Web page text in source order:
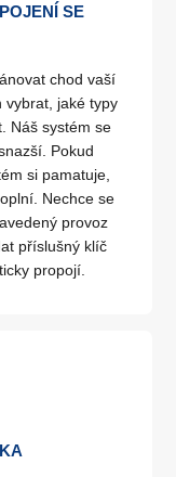
SE
chod vaší
vybrat, jaké typy
Náš systém se
Pokud
si pamatuje,
Nechce se
provoz
příslušný klíč
propojí.